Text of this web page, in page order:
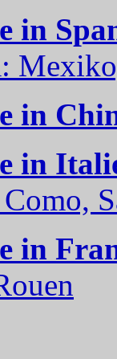
in
in
in
in